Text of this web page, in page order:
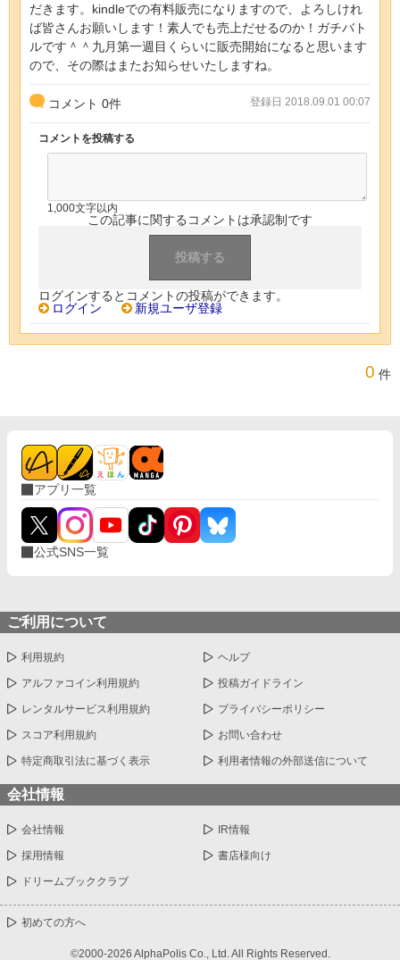
だきます。kindleでの有料販売になりますので、よろしけれ
ば皆さんお願いします！素人でも売上だせるのか！ガチバト
ルです＾＾九月第一週目くらいに販売開始になると思います
ので、その際はまたお知らせいたしますね。
コメント 0件 登録日 2018.09.01 00:07
コメントを投稿する
1,000文字以内
この記事に関するコメントは承認制です
ログインするとコメントの投稿ができます。
ログイン
新規ユーザ登録
0 件
アプリ一覧
公式SNS一覧
ご利用について
利用規約 ヘルプ
アルファコイン利用規約 投稿ガイドライン
レンタルサービス利用規約 プライバシーポリシー
スコア利用規約 お問い合わせ
特定商取引法に基づく表示 利用者情報の外部送信について
会社情報
会社情報 IR情報
採用情報 書店様向け
ドリームブッククラブ
初めての方へ
©2000-2026 AlphaPolis Co., Ltd. All Rights Reserved.